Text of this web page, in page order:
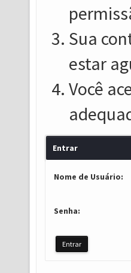
Sua
estar
Você
Entrar
Nome de Usuário:
Senha: